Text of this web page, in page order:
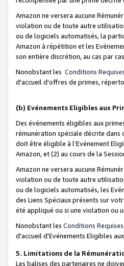
Amazon ne versera aucune
violation ou de toute autre
ou de logiciels automatisés, la
Amazon à répétition et les
son entière discrétion, au cas par
Nonobstant les Conditions
d'accueil d'offres de primes,
(b) Evénements Eligibles aux
Des événements éligibles aux
rémunération spéciale décrite dans
doit être éligible à l’Evénement
Amazon, et (2) au cours de la
Amazon ne versera aucune
violation ou de toute autre
ou de logiciels automatisés, les
des Liens Spéciaux présents sur
été appliqué ou si une violation ou
Nonobstant les Conditions
d'accueil d'Evénements Eligibles
5. Limitations de la
Les balises des partenaires ne